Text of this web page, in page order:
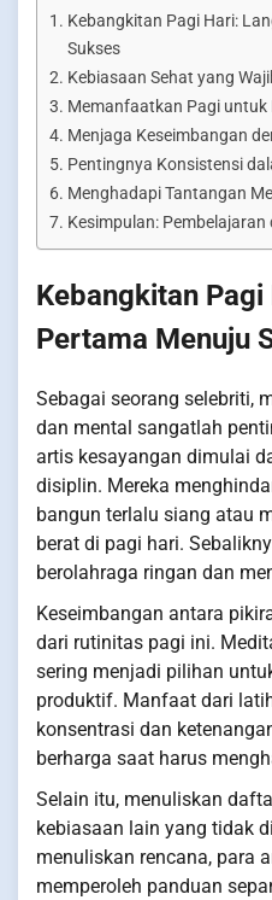
Kebangkitan Pagi Hari:
Sukses
Kebiasaan Sehat yang
Memanfaatkan Pagi untuk
Menjaga Keseimbangan
Pentingnya Konsistensi
Menghadapi Tantangan
Kesimpulan:
Kebangkitan
Pertama Menuju
Sebagai seorang selebriti,
dan mental sangatlah
artis kesayangan dimulai
disiplin. Mereka
bangun terlalu siang atau
berat di pagi hari.
berolahraga ringan dan
Keseimbangan antara
dari rutinitas pagi ini.
sering menjadi pilihan
produktif. Manfaat dari
konsentrasi dan
berharga saat harus
Selain itu, menuliskan
kebiasaan lain yang tidak
menuliskan rencana, para
memperoleh panduan